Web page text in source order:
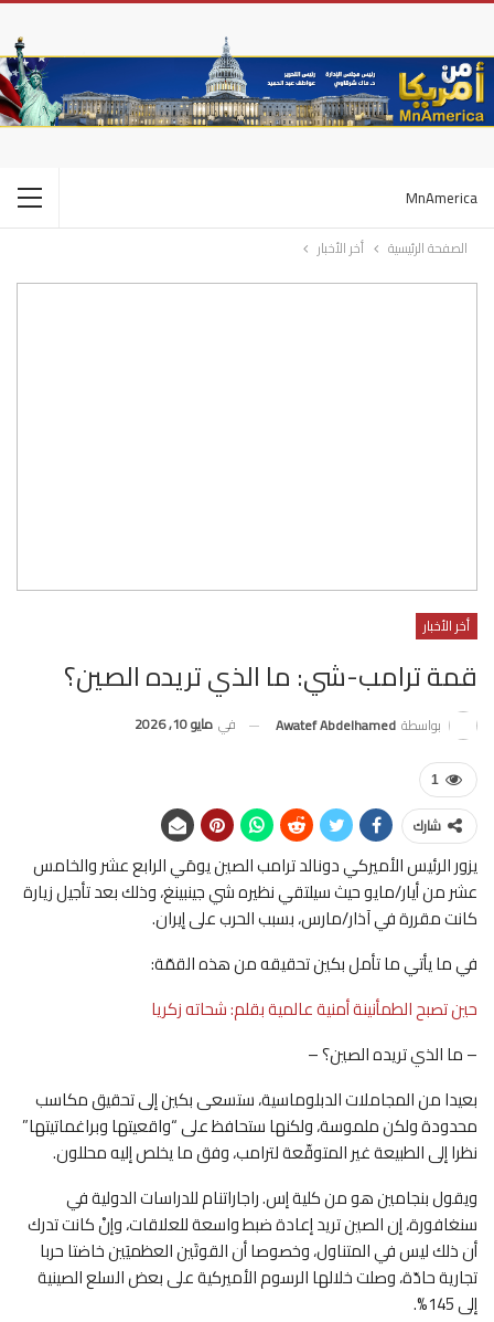
MnAmerica
الصفحة الرئيسية أخر الأخبار
أخر الأخبار
قمة ترامب-شي: ما الذي تريده الصين؟
بواسطة Awatef Abdelhamed في مايو 10, 2026
1
شارك
يزور الرئيس الأميركي دونالد ترامب الصين يومَي الرابع عشر والخامس
عشر من أيار/مايو حيث سيلتقي نظيره شي جينبينغ، وذلك بعد تأجيل زيارة
كانت مقررة في آذار/مارس، بسبب الحرب على إيران.
في ما يأتي ما تأمل بكين تحقيقه من هذه القمّة:
حين تصبح الطمأنينة أمنية عالمية بقلم: شحاته زكريا
– ما الذي تريده الصين؟ –
بعيدا من المجاملات الدبلوماسية، ستسعى بكين إلى تحقيق مكاسب
محدودة ولكن ملموسة، ولكنها ستحافظ على “واقعيتها وبراغماتيتها”
نظرا إلى الطبيعة غير المتوقّعة لترامب، وفق ما يخلص إليه محللون.
ويقول بنجامين هو من كلية إس. راجاراتنام للدراسات الدولية في
سنغافورة، إن الصين تريد إعادة ضبط واسعة للعلاقات، وإنْ كانت تدرك
أن ذلك ليس في المتناول، وخصوصا أن القوتَين العظميَين خاضتا حربا
تجارية حادّة، وصلت خلالها الرسوم الأميركية على بعض السلع الصينية
إلى 145%.